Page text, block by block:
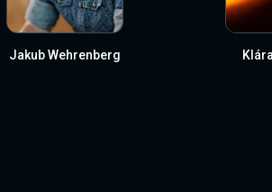
Jakub Wehrenberg